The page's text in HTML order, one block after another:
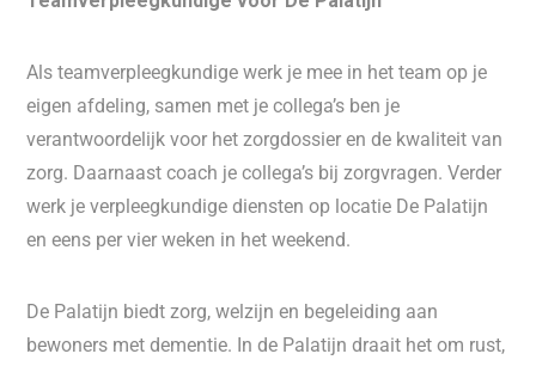
Als teamverpleegkundige werk je mee in het team op je
eigen afdeling, samen met je collega’s ben je
verantwoordelijk voor het zorgdossier en de kwaliteit van
zorg. Daarnaast coach je collega’s bij zorgvragen. Verder
werk je verpleegkundige diensten op locatie De Palatijn
en eens per vier weken in het weekend.
De Palatijn biedt zorg, welzijn en begeleiding aan
bewoners met dementie. In de Palatijn draait het om rust,